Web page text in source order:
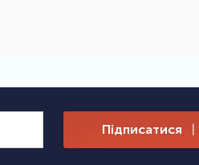
Підписатися |